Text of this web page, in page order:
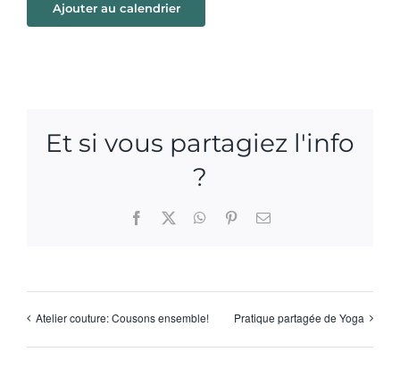
Ajouter au calendrier
Et si vous partagiez l'info
?
Facebook WhatsApp
PinterestEmail
Atelier couture: Cousons ensemble! Pratique partagée de Yoga